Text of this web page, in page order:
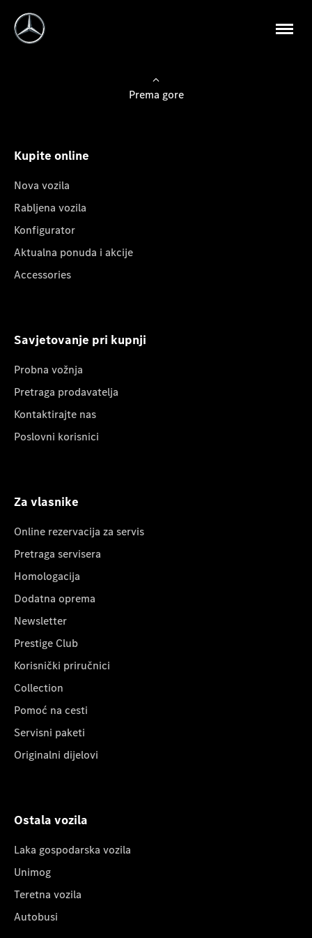
Prema gore
Kupite online
Nova vozila
Rabljena vozila
Konfigurator
Aktualna ponuda i akcije
Accessories
Savjetovanje pri kupnji
Probna vožnja
Pretraga prodavatelja
Kontaktirajte nas
Poslovni korisnici
Za vlasnike
Online rezervacija za servis
Pretraga servisera
Homologacija
Dodatna oprema
Newsletter
Prestige Club
Korisnički priručnici
Collection
Pomoć na cesti
Servisni paketi
Originalni dijelovi
Ostala vozila
Laka gospodarska vozila
Unimog
Teretna vozila
Autobusi